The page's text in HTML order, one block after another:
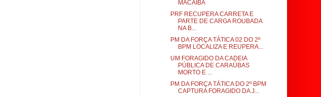
MACAÍBA
PRF RECUPERA CARRETA E
PARTE DE CARGA ROUBADA
NA B...
PM DA FORÇA TÁTICA 02 DO 2º
BPM LOCALIZA E REUPERA...
UM FORAGIDO DA CADEIA
PÚBLICA DE CARAÚBAS
MORTO E ...
PM DA FORÇA TÁTICA DO 2º BPM
CAPTURA FORAGIDO DA J...